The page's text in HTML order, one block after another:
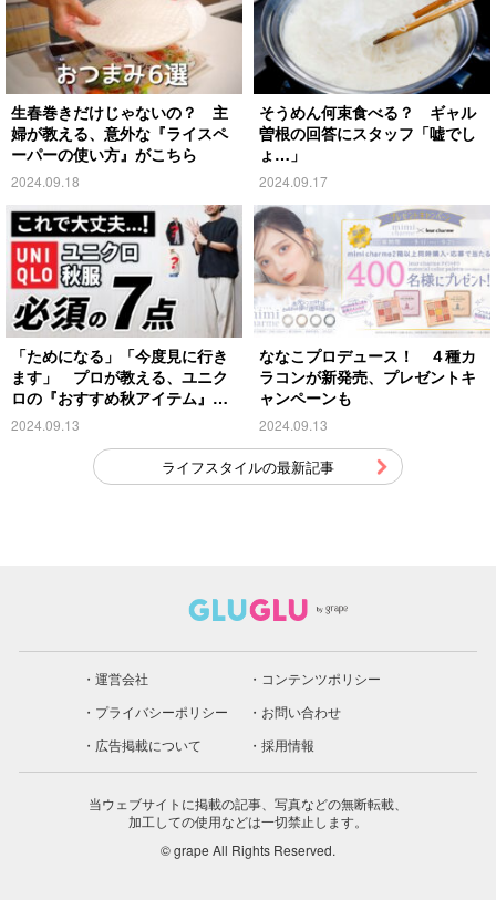
生春巻きだけじゃないの？ 主
婦が教える、意外な『ライスペ
ーパーの使い方』がこちら
2024.09.18
そうめん何束食べる？ ギャル
曽根の回答にスタッフ「嘘でし
ょ…」
2024.09.17
「ためになる」「今度見に行き
ます」 プロが教える、ユニク
ロの『おすすめ秋アイテム』が
こちら
2024.09.13
ななこプロデュース！ ４種カ
ラコンが新発売、プレゼントキ
ャンペーンも
2024.09.13
ライフスタイルの最新記事
運営会社
コンテンツポリシー
プライバシーポリシー
お問い合わせ
広告掲載について
採用情報
当ウェブサイトに掲載の記事、写真などの無断転載、
加工しての使用などは一切禁止します。
© grape All Rights Reserved.